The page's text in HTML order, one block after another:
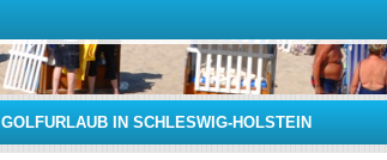
GOLFURLAUB IN SCHLESWIG-HOLSTEIN